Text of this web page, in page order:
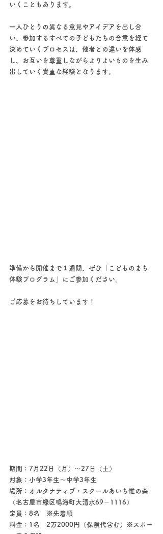
いくこともあります。
一人ひとりの異なる意見やアイデアを出し合
い、参加するすべての子どもたちの合意を経て
決めていくプロセスは、他者との違いを体感
し、お互いを尊重しながらよりよいものを生み
出していく貴重な経験となります。
準備から開催まで１週間、ぜひ「こどものまち
体験プログラム」にご参加ください。
ご応募をお待ちしています！
期間：7月22日（月）～27日（土）
対象：小学3年生～中学3年生
場所：オルタナティブ・スクールあいち惟の森
（名古屋市緑区鳴海町大清水69－1116）
定員：8名　※先着順
料金：1名　2万2000円（保険代含む）※スポー